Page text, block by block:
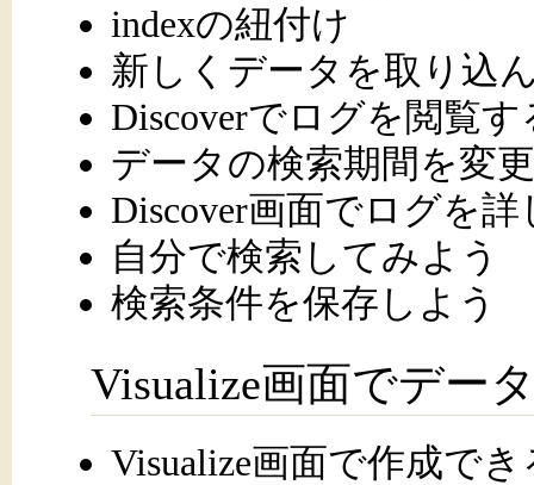
indexの紐付け
新しくデータを取り込
Discoverでログを閲覧す
データの検索期間を変
Discover画面でログを
自分で検索してみよう
検索条件を保存しよう
Visualize画面でデー
Visualize画面で作成で